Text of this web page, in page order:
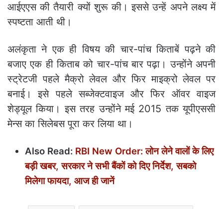
आईएएस की तैयारी क्यों शुरू की। इससे उन्हें अपने लक्ष्य में
स्पष्टता आती थी।
अलंकृता ने एक ही विषय की चार-पांच किताबें पढ़ने की
बजाए एक ही किताब को चार-पांच बार पढ़ा। उन्होंने अपनी
स्ट्रेटजी पहले मैक्रो लेवल और फिर माइक्रो लेवल पर
बनाई। इसे पहले सब्जेक्टवाइज और फिर ऑवर वाइज
शेड्यूल किया। इस तरह उन्होंने मई 2015 तक यूपीएससी
मेन्स का सिलेबस पूरा कर लिया था।
Also Read: RBI New Order: लोन लेने वालों के लिए
बड़ी खबर, सरकार ने सभी बैंकों को दिए निर्देश, सबको
मिलेगा फायदा, आज ही जानें